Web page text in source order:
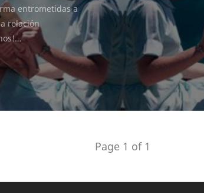
entrometidas a
relación
Page 1 of 1